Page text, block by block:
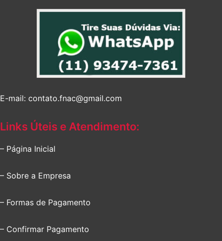
E-mail: contato.fnac@gmail.com
Links Úteis e Atendimento:
– Página Inicial
– Sobre a Empresa
– Formas de Pagamento
– Confirmar Pagamento